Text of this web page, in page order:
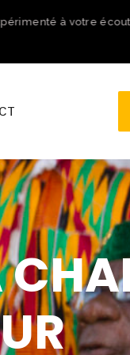
à votre écoute